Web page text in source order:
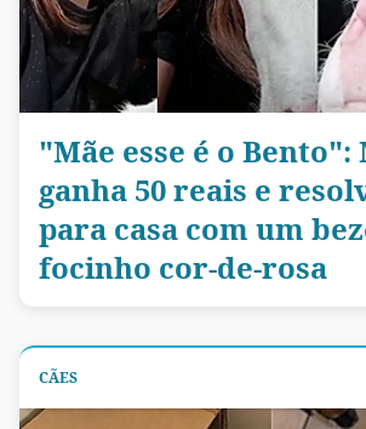
"Mãe esse é o Bento":
ganha 50 reais e
para casa com um
focinho cor-de-rosa
CÃES